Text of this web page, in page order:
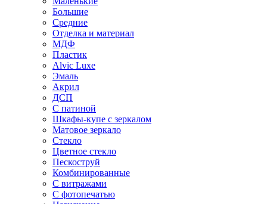
Большие
Средние
Отделка и материал
МДФ
Пластик
Alvic Luxe
Эмаль
Акрил
ДСП
С патиной
Шкафы-купе с зеркалом
Матовое зеркало
Стекло
Цветное стекло
Пескоструй
Комбинированные
С витражами
С фотопечатью